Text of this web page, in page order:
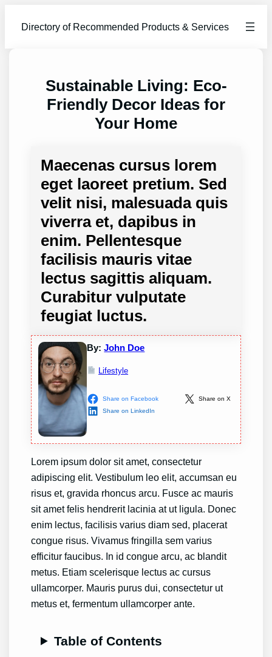
content
Directory of Recommended Products & Services
Sustainable Living: Eco-
Friendly Decor Ideas for
Your Home
Maecenas cursus lorem
eget laoreet pretium. Sed
velit nisi, malesuada quis
viverra et, dapibus in
enim. Pellentesque
facilisis mauris vitae
lectus sagittis aliquam.
Curabitur vulputate
feugiat luctus.
By:John Doe
Lifestyle
Share on Facebook
Share on X
Share on LinkedIn
Lorem ipsum dolor sit amet, consectetur
adipiscing elit. Vestibulum leo elit, accumsan eu
risus et, gravida rhoncus arcu. Fusce ac mauris
sit amet felis hendrerit lacinia at ut ligula. Donec
enim lectus, facilisis varius diam sed, placerat
congue risus. Vivamus fringilla sem varius
efficitur faucibus. In id congue arcu, ac blandit
metus. Etiam scelerisque lectus ac cursus
ullamcorper. Mauris purus dui, consectetur ut
metus et, fermentum ullamcorper ante.
Table of Contents